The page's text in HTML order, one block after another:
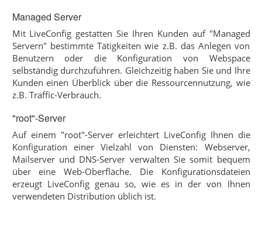
Managed Server
Mit LiveConfig gestatten Sie Ihren Kunden auf "Managed
Servern" bestimmte Tätigkeiten wie z.B. das Anlegen von
Benutzern oder die Konfiguration von Webspace
selbständig durchzuführen. Gleichzeitig haben Sie und Ihre
Kunden einen Überblick über die Ressourcennutzung, wie
z.B. Traffic-Verbrauch.
"root"-Server
Auf einem "root"-Server erleichtert LiveConfig Ihnen die
Konfiguration einer Vielzahl von Diensten: Webserver,
Mailserver und DNS-Server verwalten Sie somit bequem
über eine Web-Oberfläche. Die Konfigurationsdateien
erzeugt LiveConfig genau so, wie es in der von Ihnen
verwendeten Distribution üblich ist.